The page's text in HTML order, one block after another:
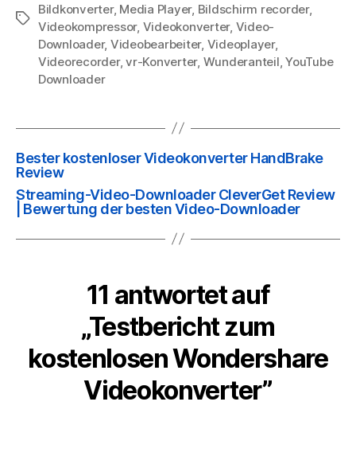
Stichworte
Bildkonverter, Media Player, Bildschirm recorder,
Videokompressor, Videokonverter, Video-
Downloader, Videobearbeiter, Videoplayer,
Videorecorder,vr-Konverter, Wunderanteil,YouTube
Downloader
Bester kostenloser Videokonverter HandBrake
Review
Streaming-Video-Downloader CleverGet Review
| Bewertung der besten Video-Downloader
11 antwortet auf
„Testbericht zum
kostenlosen Wondershare
Videokonverter”